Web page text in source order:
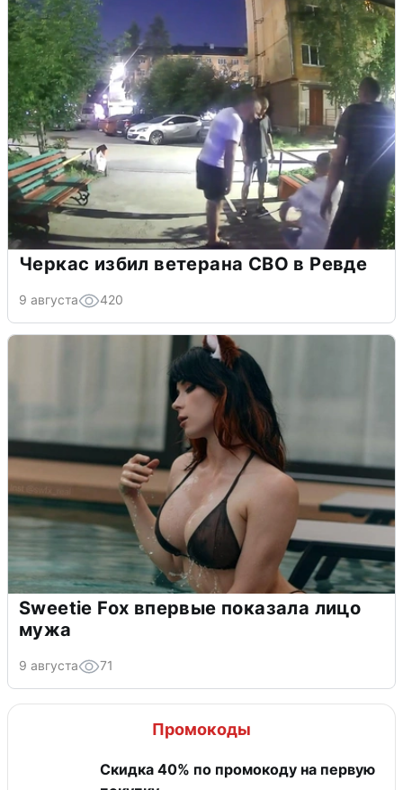
Черкас избил ветерана СВО в Ревде
9 августа 420
Sweetie Fox впервые показала лицо
мужа
9 августа 71
Промокоды
Скидка 40% по промокоду на первую